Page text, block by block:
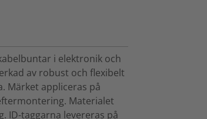
i elektronik och
av robust och flexibelt
Märket appliceras på
Materialet
ID-taggarna levereras på